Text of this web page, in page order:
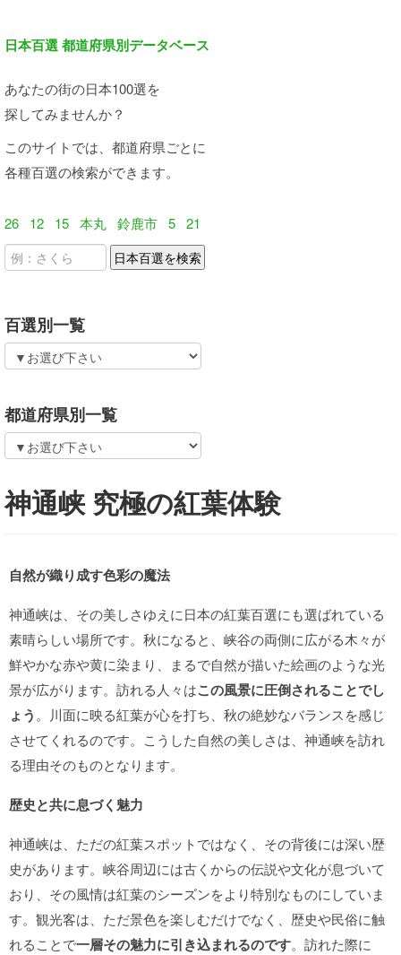
日本百選 都道府県別データベース
あなたの街の日本100選を
探してみませんか？
このサイトでは、都道府県ごとに
各種百選の検索ができます。
26 12 15 本丸 鈴鹿市 5 21
百選別一覧
都道府県別一覧
神通峡 究極の紅葉体験
自然が織り成す色彩の魔法
神通峡は、その美しさゆえに日本の紅葉百選にも選ばれている
素晴らしい場所です。秋になると、峡谷の両側に広がる木々が
鮮やかな赤や黄に染まり、まるで自然が描いた絵画のような光
景が広がります。訪れる人々はこの風景に圧倒されることでし
ょう 。川面に映る紅葉が心を打ち、秋の絶妙なバランスを感じ
させてくれるのです。こうした自然の美しさは、神通峡を訪れ
る理由そのものとなります。
歴史と共に息づく魅力
神通峡は、ただの紅葉スポットではなく、その背後には深い歴
史があります。峡谷周辺には古くからの伝説や文化が息づいて
おり、その風情は紅葉のシーズンをより特別なものにしていま
す。観光客は、ただ景色を楽しむだけでなく、歴史や民俗に触
れることで一層その魅力に引き込まれるのです。訪れた際に